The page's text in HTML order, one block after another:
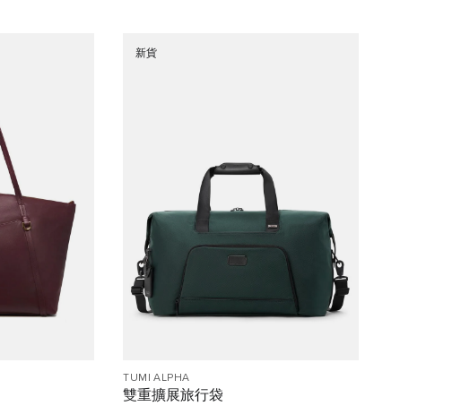
新貨
TUMI ALPHA
雙重擴展旅行袋